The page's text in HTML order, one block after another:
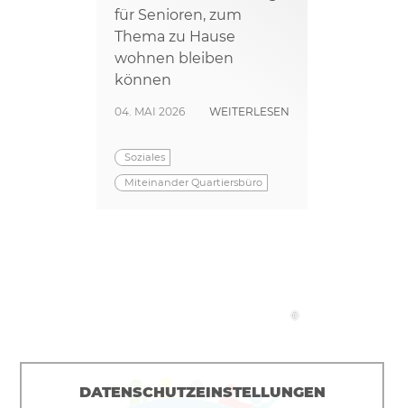
für Senioren, zum
Thema zu Hause
wohnen bleiben
können
04. MAI 2026 WEITERLESEN
Soziales
Miteinander Quartiersbüro
©
DATENSCHUTZEINSTELLUNGEN